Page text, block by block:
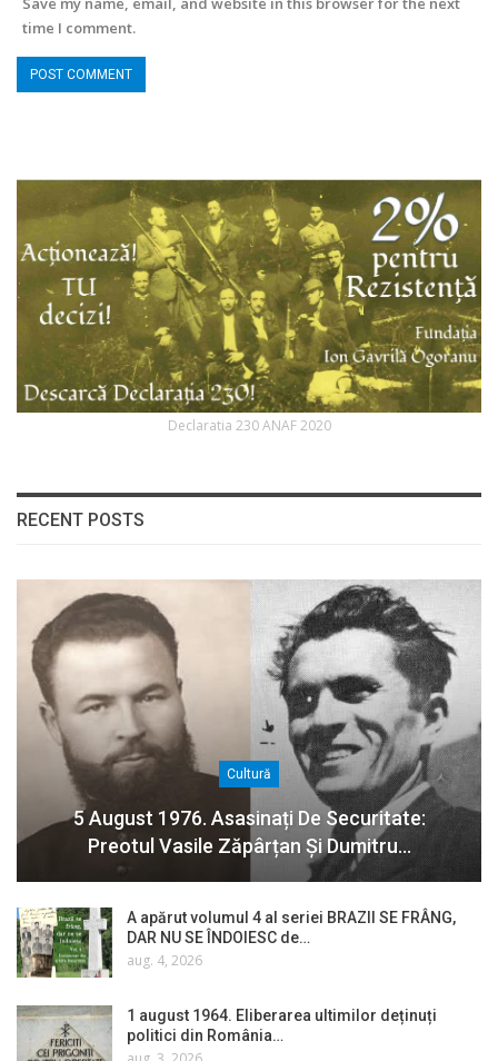
time I comment.
Declaratia 230 ANAF 2020
RECENT POSTS
Cultură
5 August 1976. Asasinați De Securitate:
Preotul Vasile Zăpârțan Și Dumitru…
A apărut volumul 4 al seriei BRAZII SE FRÂNG,
DAR NU SE ÎNDOIESC de…
aug. 4, 2026
1 august 1964. Eliberarea ultimilor deținuți
politici din România…